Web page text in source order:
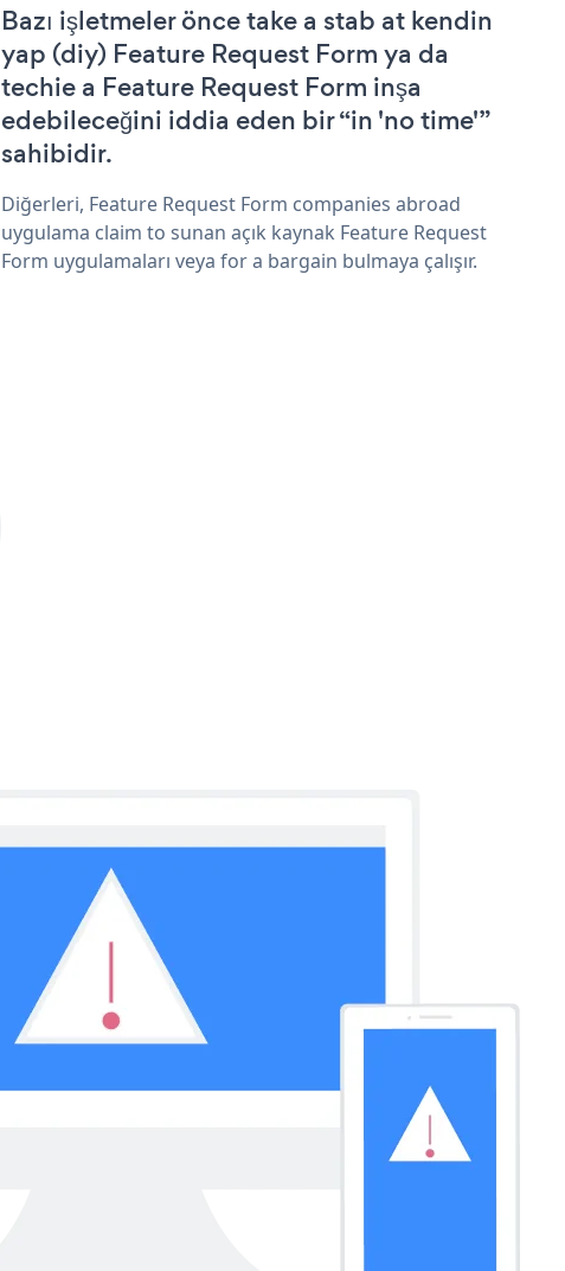
Bazı işletmeler önce take a stab at kendin
yap (diy) Feature Request Form ya da
techie a Feature Request Form inşa
edebileceğini iddia eden bir “in 'no time'”
sahibidir.
Diğerleri, Feature Request Form companies abroad
uygulama claim to sunan açık kaynak Feature Request
Form uygulamaları veya for a bargain bulmaya çalışır.